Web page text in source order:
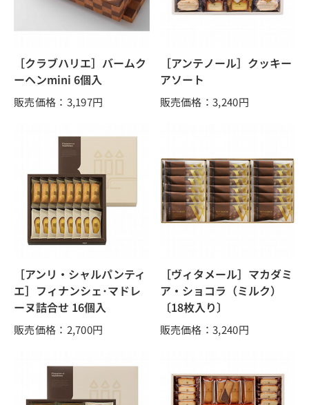
［クラブハリエ］バームク
ーヘンmini 6個入
販売価格：3,197円
［アンテノール］クッキー
アソート
販売価格：3,240円
［アンリ・シャルパンティ
エ］フィナンシェ･マドレ
ーヌ詰合せ 16個入
販売価格：2,700円
［ヴィタメール］マカダミ
ア・ショコラ（ミルク）
〔18枚入り〕
販売価格：3,240円